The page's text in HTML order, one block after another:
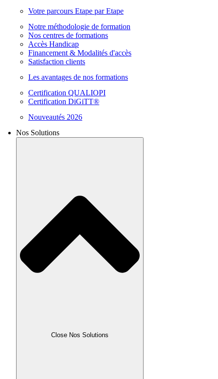
Votre parcours Etape par Etape
Notre méthodologie de formation
Nos centres de formations
Accès Handicap
Financement & Modalités d'accès
Satisfaction clients
Les avantages de nos formations
Certification QUALIOPI
Certification DiGiTT®
Nouveautés 2026
Nos Solutions
Close Nos Solutions